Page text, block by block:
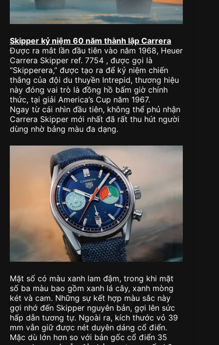
Skipper kỷ niệm 60 năm thành lập Carrera
Được ra mắt lần đầu tiên vào năm 1968, Heuer
Carrera Skipper ref. 7754 , được gọi là
“Skipperera,” được tạo ra để kỷ niệm chiến
thắng của đội du thuyền Intrepid, thương hiệu
này đóng vai trò là đồng hồ bấm giờ chính
thức, tại giải America’s Cup năm 1967.
Ngay từ cái nhìn đầu tiên, không thể phủ nhận
Carrera Skipper mới nhất đã rất thu hút người
dùng nhờ bảng màu đa dạng.
Mặt số có màu xanh lam đậm, trong khi mặt
số ba màu bao gồm xanh lá cây, xanh mòng
két và cam. Những sự kết hợp màu sắc này
gợi nhớ đến Skipper nguyên bản, gợi lên sức
hấp dẫn tương tự. Ngoài ra, kích thước vỏ 39
mm vẫn giữ được nét duyên dáng cổ điển.
Mặc dù lớn hơn so với bản gốc cổ điển 35